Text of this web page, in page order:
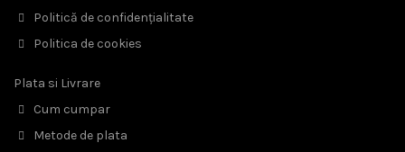
Politică de confidențialitate
Politica de cookies
Plata si Livrare
Cum cumpar
Metode de plata